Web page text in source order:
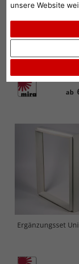
unsere Website
Medaillenrahmen
cm, weiß
ab
Ergänzungsset